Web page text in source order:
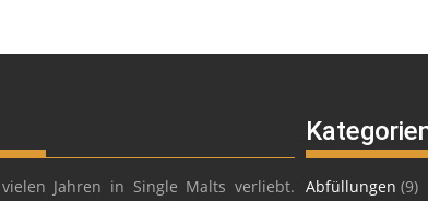
Jahren in Single Malts verliebt. Abfüllungen (9)